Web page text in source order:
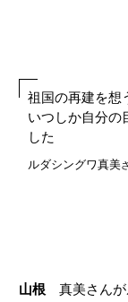
祖国の再建を想
いつしか自分の
した
ルダシングワ真美
山根
真美さん